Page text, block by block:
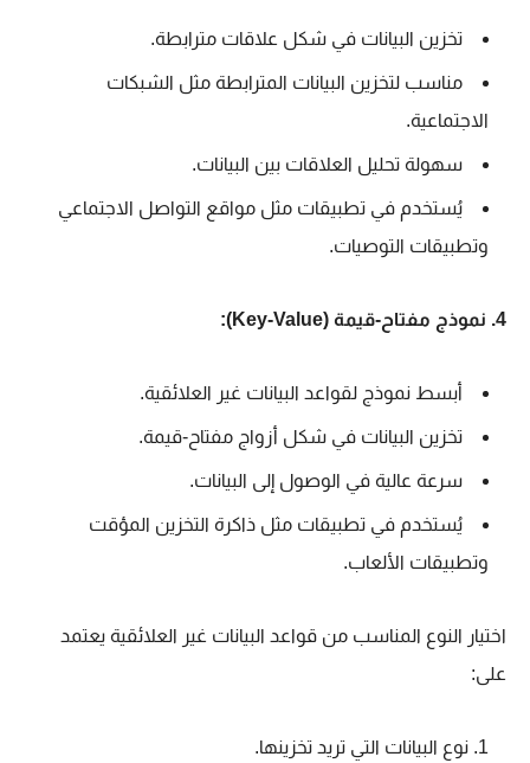
تخزين البيانات في شكل علاقات مترابطة.
مناسب لتخزين البيانات المترابطة مثل الشبكات
الاجتماعية.
سهولة تحليل العلاقات بين البيانات.
يُستخدم في تطبيقات مثل مواقع التواصل الاجتماعي
وتطبيقات التوصيات.
4. نموذج مفتاح-قيمة (Key-Value):
أبسط نموذج لقواعد البيانات غير العلائقية.
تخزين البيانات في شكل أزواج مفتاح-قيمة.
سرعة عالية في الوصول إلى البيانات.
يُستخدم في تطبيقات مثل ذاكرة التخزين المؤقت
وتطبيقات الألعاب.
اختيار النوع المناسب من قواعد البيانات غير العلائقية يعتمد
على:
نوع البيانات التي تريد تخزينها.